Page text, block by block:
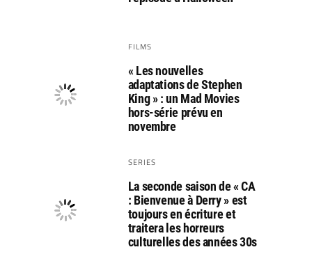
FILMS
« Les nouvelles
adaptations de Stephen
King » : un Mad Movies
hors-série prévu en
novembre
SERIES
La seconde saison de « CA
: Bienvenue à Derry » est
toujours en écriture et
traitera les horreurs
culturelles des années 30s